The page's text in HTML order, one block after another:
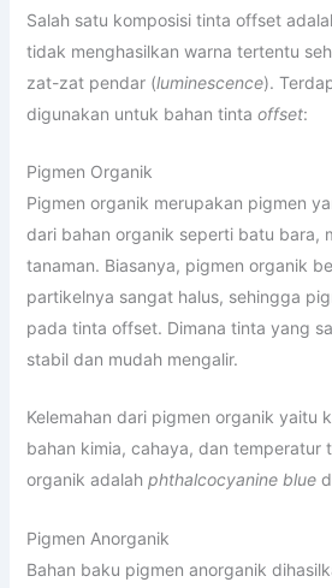
Salah satu komposisi tinta offset
tidak menghasilkan warna tertentu
zat-zat pendar (luminescence).
digunakan untuk bahan tinta offset:
Pigmen Organik
Pigmen organik merupakan pigmen
dari bahan organik seperti batu bara,
tanaman. Biasanya, pigmen organik
partikelnya sangat halus, sehingga
pada tinta offset. Dimana tinta yang
stabil dan mudah mengalir.
Kelemahan dari pigmen organik yaitu
bahan kimia, cahaya, dan temperatur
organik adalah phthalcocyanine blue
Pigmen Anorganik
Bahan baku pigmen anorganik